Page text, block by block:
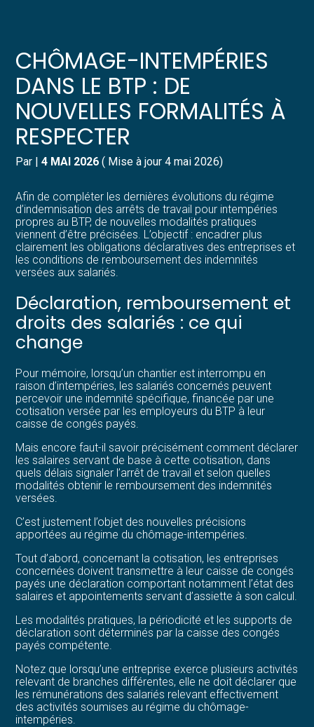
Gérer votre quotidien
Piloter votre entreprise
Développer votre entreprise
Structurer votre croissance
Être prêt pour la facturation
électronique
Suivre votre comptabilité
Gérer vos ressources humaines
Dématérialiser vos documents
CHÔMAGE-INTEMPÉRIES
DANS LE BTP : DE
NOUVELLES FORMALITÉS À
RESPECTER
Par |4 MAI 2026 ( Mise à jour 4 mai 2026)
Afin de compléter les dernières évolutions du régime
d’indemnisation des arrêts de travail pour intempéries
propres au BTP, de nouvelles modalités pratiques
viennent d’être précisées. L’objectif : encadrer plus
clairement les obligations déclaratives des entreprises et
les conditions de remboursement des indemnités
versées aux salariés.
Déclaration, remboursement et
droits des salariés : ce qui
change
Pour mémoire, lorsqu’un chantier est interrompu en
raison d’intempéries, les salariés concernés peuvent
percevoir une indemnité spécifique, financée par une
cotisation versée par les employeurs du BTP à leur
caisse de congés payés.
Mais encore faut-il savoir précisément comment déclarer
les salaires servant de base à cette cotisation, dans
quels délais signaler l’arrêt de travail et selon quelles
modalités obtenir le remboursement des indemnités
versées.
C’est justement l’objet des nouvelles précisions
apportées au régime du chômage-intempéries.
Tout d’abord, concernant la cotisation, les entreprises
concernées doivent transmettre à leur caisse de congés
payés une déclaration comportant notamment l’état des
salaires et appointements servant d’assiette à son calcul.
Les modalités pratiques, la périodicité et les supports de
déclaration sont déterminés par la caisse des congés
payés compétente.
Notez que lorsqu’une entreprise exerce plusieurs activités
relevant de branches différentes, elle ne doit déclarer que
les rémunérations des salariés relevant effectivement
des activités soumises au régime du chômage-
intempéries.